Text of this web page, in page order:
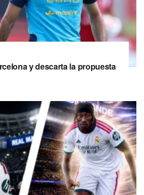
y descarta la propuesta